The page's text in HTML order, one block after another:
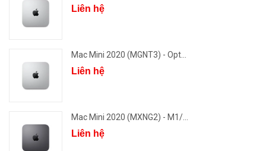
Liên hệ
Mac Mini 2020 (MGNT3) - Opt...
Liên hệ
Mac Mini 2020 (MXNG2) - M1/...
Liên hệ